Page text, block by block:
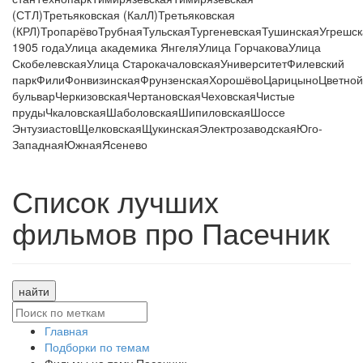
(СТЛ)Третьяковская (КалЛ)Третьяковская
(КРЛ)ТропарёвоТрубнаяТульскаяТургеневскаяТушинская
1905 годаУлица академика ЯнгеляУлица ГорчаковаУлица
СкобелевскаяУлица СтарокачаловскаяУниверситетФилевский
паркФилиФонвизинскаяФрунзенскаяХорошёвоЦарицыноЦветной
бульварЧеркизовскаяЧертановскаяЧеховскаяЧистые
прудыЧкаловскаяШаболовскаяШипиловскаяШоссе
ЭнтузиастовЩелковскаяЩукинскаяЭлектрозаводскаяЮго-
ЗападнаяЮжнаяЯсенево
Список лучших
фильмов про Пасечник
найти
Главная
Подборки по темам